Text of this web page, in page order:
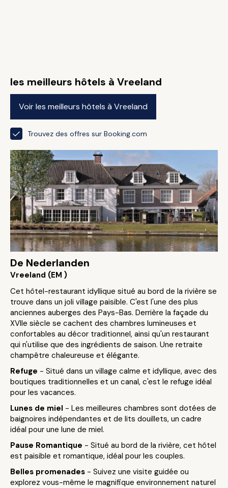
les meilleurs hôtels à Vreeland
Voir les meilleurs hôtels à Vreeland
Trouvez des offres sur Booking.com
De Nederlanden
Vreeland (EM )
Cet hôtel-restaurant idyllique situé au bord de la rivière se
trouve dans un joli village paisible. C'est l'une des plus
anciennes auberges des Pays-Bas. Derrière la façade du
XVIIe siècle se cachent des chambres lumineuses et
confortables au décor traditionnel, ainsi qu'un restaurant
qui n'utilise que des ingrédients de saison. Une retraite
champêtre chaleureuse et élégante.
Refuge - Situé dans un village calme et idyllique, avec des
boutiques traditionnelles et un canal, c'est le refuge idéal
pour les vacances.
Lunes de miel - Les meilleures chambres sont dotées de
baignoires indépendantes et de lits douillets, un cadre
idéal pour une lune de miel.
Pause Romantique - Situé au bord de la rivière, cet hôtel
est paisible et romantique, idéal pour les couples.
Belles promenades - Suivez une visite guidée ou
explorez vous-même le magnifique environnement naturel